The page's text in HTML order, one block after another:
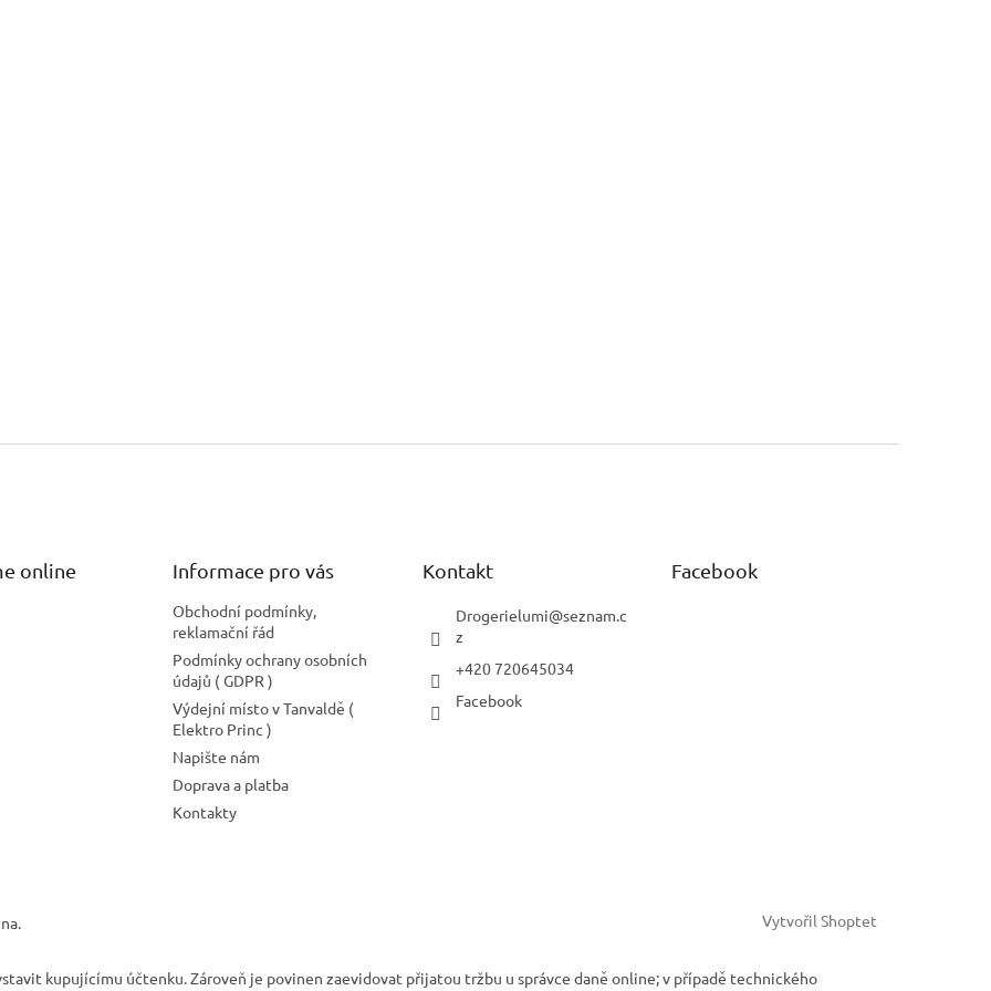
online Informace pro vás
Obchodní podmínky,
reklamační řád
Podmínky ochrany osobních
údajů ( GDPR )
Výdejní místo v Tanvaldě (
Elektro Princ )
Napište nám
Doprava a platba
Kontakty
Kontakt
Drogerielumi@seznam.c
z
+420 720645034
Facebook
Facebook
Vytvořil Shoptet
kupujícímu účtenku. Zároveň je povinen zaevidovat přijatou tržbu u správce daně online; v případě technického